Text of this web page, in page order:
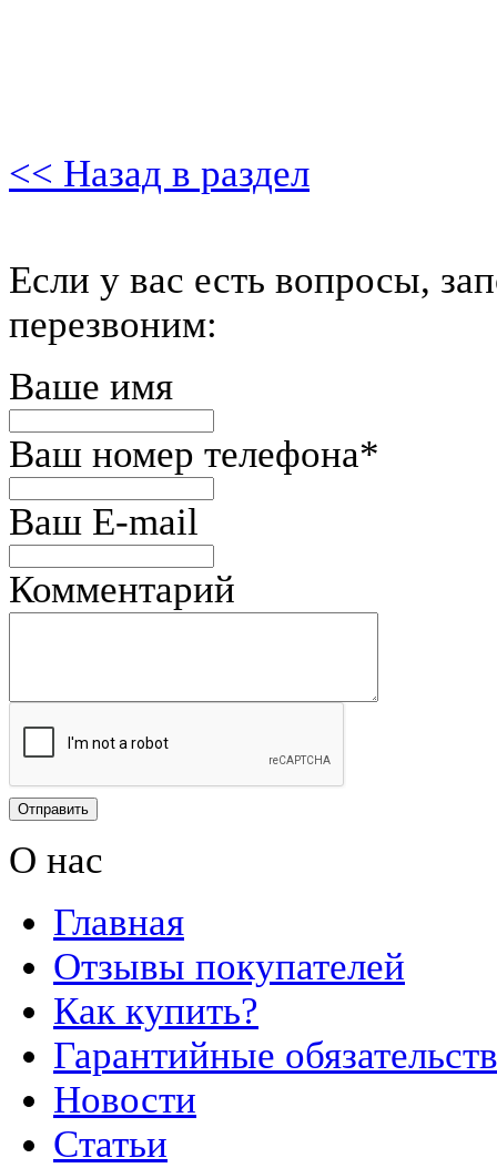
<< Назад в раздел
Если у вас есть вопросы,
перезвоним:
Ваше имя
Ваш номер телефона*
Ваш E-mail
Комментарий
О нас
Главная
Отзывы покупателей
Как купить?
Гарантийные
Новости
Статьи